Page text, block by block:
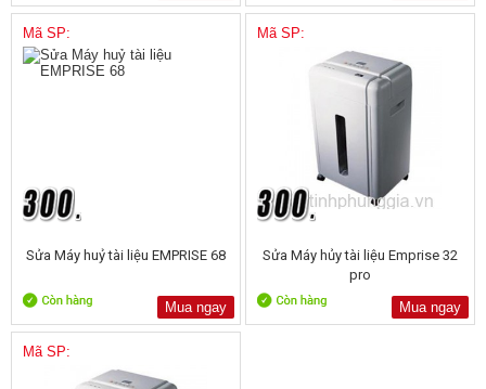
Mã SP:
Sửa Máy huỷ tài liệu EMPRISE 68
Mua ngay
Mã SP:
Sửa Máy hủy tài liệu Emprise 32
pro
Mua ngay
Mã SP: